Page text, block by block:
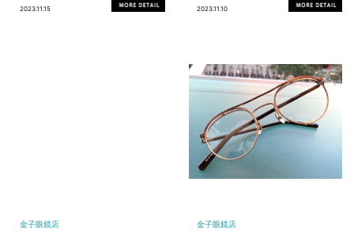
2023.11.15 2023.11.10
金子眼鏡店 金子眼鏡店